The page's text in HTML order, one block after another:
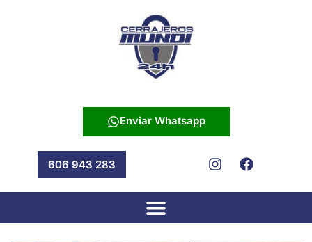
Enviar Whatsapp
606 943 283